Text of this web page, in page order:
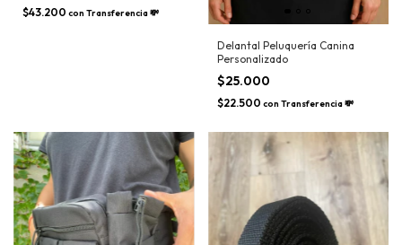
$43.200 con Transferencia 💸
Delantal Peluquería Canina
Personalizado
$25.000
$22.500 con Transferencia 💸